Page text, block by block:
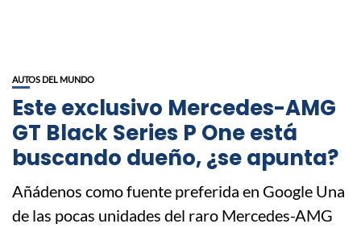
AUTOS DEL MUNDO
Este exclusivo Mercedes-AMG
GT Black Series P One está
buscando dueño, ¿se apunta?
Añádenos como fuente preferida en Google Una
de las pocas unidades del raro Mercedes-AMG